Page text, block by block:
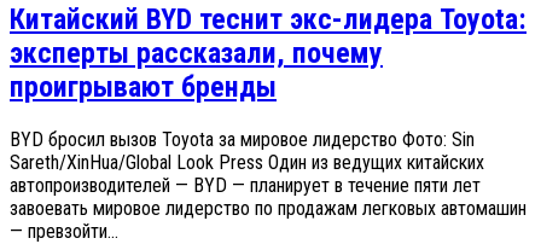
Китайский BYD теснит экс-лидера Toyota:
эксперты рассказали, почему
проигрывают бренды
BYD бросил вызов Toyota за мировое лидерство Фото: Sin
Sareth/XinHua/Global Look Press Один из ведущих китайских
автопроизводителей — BYD — планирует в течение пяти лет
завоевать мировое лидерство по продажам легковых автомашин
— превзойти...